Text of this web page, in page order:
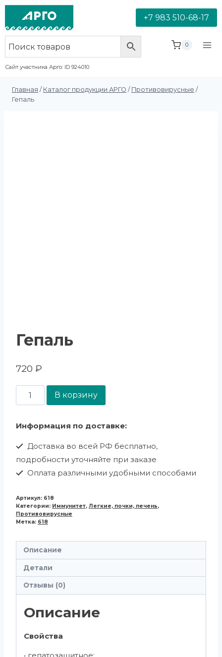
+7 983 510-68-17
Сайт участника Арго: ID 924010
0
Главная / Каталог продукции АРГО / Противовирусные /
Гепаль
Гепаль
720 ₽
В корзину
Информация по доставке:
Доставка во всей РФ бесплатно,
подробности уточняйте при заказе
Оплата различными удобными способами
Артикул: 618
Категории: Иммунитет, Легкие, почки, печень,
Противовирусные
Метка: 618
Описание
Детали
Отзывы (0)
Описание
Свойства